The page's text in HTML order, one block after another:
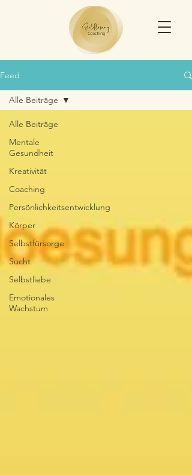
Feed
Alle Beiträge
Mentale
Gesundheit
Kreativität
Coaching
Persönlichkeitsentwicklung
Körper
Selbstfürsorge
Sucht
Selbstliebe
Emotionales
Wachstum
Alle Beiträge